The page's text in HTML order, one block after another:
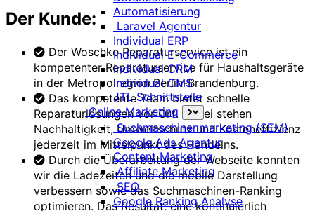
Automatisierung
Laravel Agentur
Individual ERP
Individual E-Commerce
Individual CRM
Individual CMS
JTL Schnittstelle
Online Marketing
Suchmaschinenmarketing (SEM)
Google Ads Agentur
Content Marketing
Affiliate Marketing
SEO
Google Ranking Analyse
Der Kunde:
Der Woschke Reparaturservice ist ein
kompetenter Reparaturservice für Haushaltsgeräte
in der Metropolregion Berlin-Brandenburg.
Das kompetente Team bietet schnelle
Reparaturlösungen vor Ort. Dabei stehen
Nachhaltigkeit, Umweltschutz und Kosteneffizienz
jederzeit im Mittelpunkt des Handelns.
Durch die Überarbeitung der Webseite konnten
wir die Ladezeiten und die mobile Darstellung
verbessern sowie das Suchmaschinen-Ranking
optimieren. Das Resultat: eine kontinuierlich